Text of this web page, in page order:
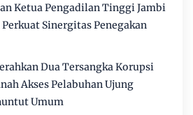
Ketua Pengadilan Tinggi Jambi
Sinergitas Penegakan
Dua Tersangka Korupsi
Akses Pelabuhan Ujung
Umum